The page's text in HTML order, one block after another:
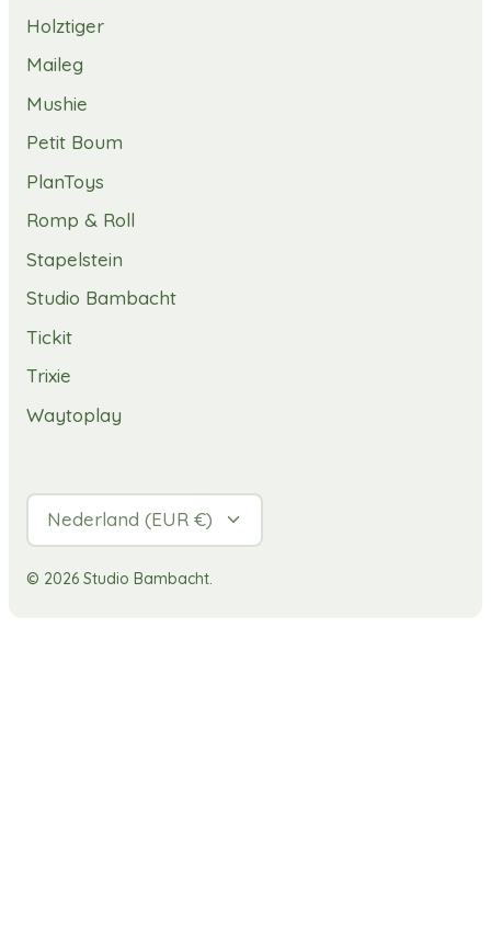
Holztiger
Maileg
Mushie
Petit Boum
PlanToys
Romp & Roll
Stapelstein
Studio Bambacht
Tickit
Trixie
Waytoplay
Valuta
Nederland (EUR €)
© 2026 Studio Bambacht